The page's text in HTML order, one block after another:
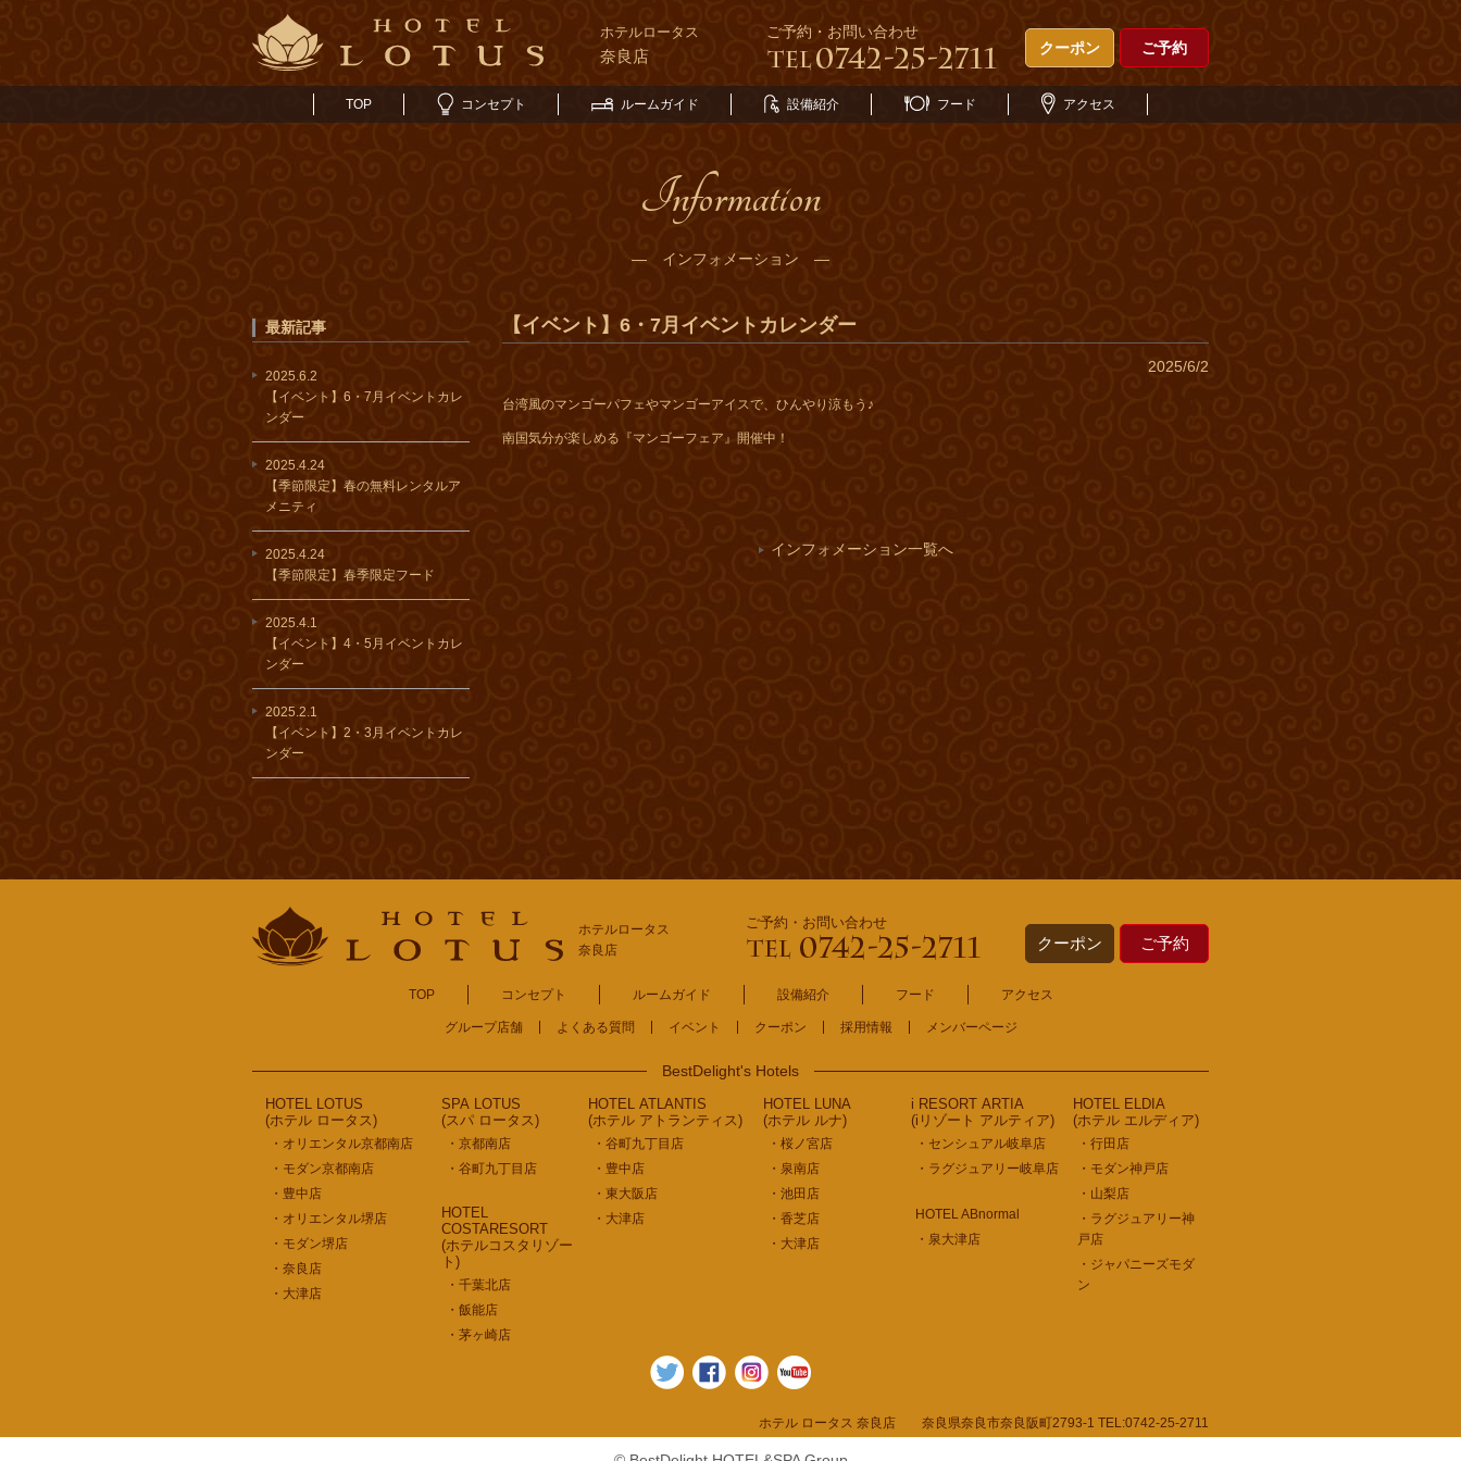
ホテルロータス
奈良店
ご予約・お問い合わせ
クーポン
ご予約
TOP コンセプト ルームガイド 設備紹介 フード アクセス
Information
― インフォメーション ―
【イベント】6・7月イベントカレンダー
2025/6/2
台湾風のマンゴーパフェやマンゴーアイスで、ひんやり涼もう♪
南国気分が楽しめる『マンゴーフェア』開催中！
インフォメーション一覧へ
最新記事
2025.6.2
【イベント】6・7月イベントカレ
ンダー
2025.4.24
【季節限定】春の無料レンタルア
メニティ
2025.4.24
【季節限定】春季限定フード
2025.4.1
【イベント】4・5月イベントカレ
ンダー
2025.2.1
【イベント】2・3月イベントカレ
ンダー
ホテルロータス
奈良店
ご予約・お問い合わせ
クーポン ご予約
TOP コンセプト ルームガイド 設備紹介 フード アクセス
グループ店舗 よくある質問 イベント クーポン 採用情報 メンバーページ
BestDelight's Hotels
HOTEL LOTUS
(ホテル ロータス)
・オリエンタル京都南店
・モダン京都南店
・豊中店
・オリエンタル堺店
・モダン堺店
・奈良店
・大津店
SPA LOTUS
(スパ ロータス)
・京都南店
・谷町九丁目店
HOTEL
COSTARESORT
(ホテルコスタリゾー
ト)
・千葉北店
・飯能店
・茅ヶ崎店
HOTEL ATLANTIS
(ホテル アトランティス)
・谷町九丁目店
・豊中店
・東大阪店
・大津店
HOTEL LUNA
(ホテル ルナ)
・桜ノ宮店
・泉南店
・池田店
・香芝店
・大津店
i RESORT ARTIA
(iリゾート アルティア)
・センシュアル岐阜店
・ラグジュアリー岐阜店
HOTEL ABnormal
・泉大津店
HOTEL ELDIA
(ホテル エルディア)
・行田店
・モダン神戸店
・山梨店
・ラグジュアリー神
戸店
・ジャパニーズモダ
ン
ホテル ロータス 奈良店 奈良県奈良市奈良阪町2793-1 TEL:0742-25-2711